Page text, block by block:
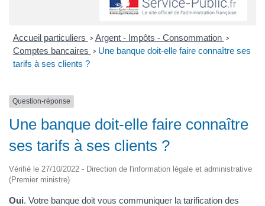
Accueil particuliers > Argent - Impôts - Consommation >
Comptes bancaires > Une banque doit-elle faire connaître ses
tarifs à ses clients ?
Question-réponse
Une banque doit-elle faire connaître
ses tarifs à ses clients ?
Vérifié le 27/10/2022 - Direction de l'information légale et administrative
(Premier ministre)
Oui. Votre banque doit vous communiquer la tarification des